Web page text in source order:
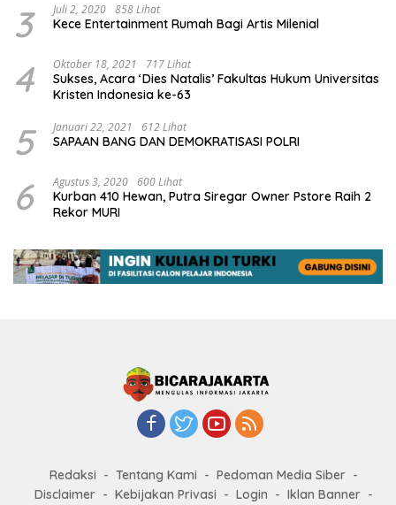
3 Juli 2, 2020 858 Lihat
Kece Entertainment Rumah Bagi Artis Milenial
4 Oktober 18, 2021 717 Lihat
Sukses, Acara ‘Dies Natalis’ Fakultas Hukum Universitas
Kristen Indonesia ke-63
5 Januari 22, 2021 612 Lihat
SAPAAN BANG DAN DEMOKRATISASI POLRI
6 Agustus 3, 2020 600 Lihat
Kurban 410 Hewan, Putra Siregar Owner Pstore Raih 2
Rekor MURI
Redaksi Tentang Kami
Pedoman Media Siber
Disclaimer
Kebijakan Privasi Login Iklan Banner